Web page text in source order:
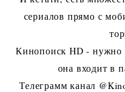
сериалов прямо с
Кинопоиск HD - нужно
она входит в
Телеграмм канал